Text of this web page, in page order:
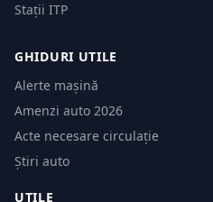
Stații ITP
GHIDURI UTILE
Alerte mașină
Amenzi auto 2026
Acte necesare circulație
Știri auto
UTILE